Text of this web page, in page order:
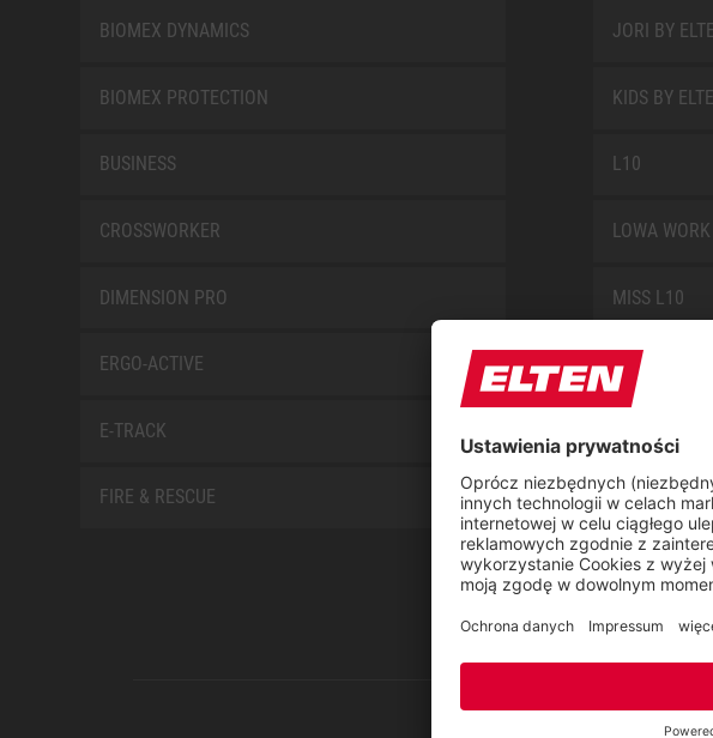
BIOMEX DYNAMICS
BIOMEX PROTECTION
BUSINESS
CROSSWORKER
DIMENSION PRO
ERGO-ACTIVE
E-TRACK
FIRE & RESCUE
JORI BY
KIDS BY
L10
LOWA
MISS L10
NEW
RETRO
SAFEGUARD